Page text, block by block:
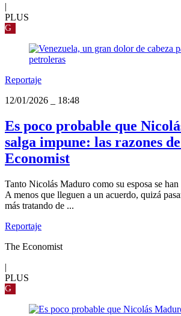
|
PLUS
G
Reportaje
12/01/2026
18:48
Es poco probable que
salga impune: las razones
Economist
Tanto Nicolás Maduro como su esposa se
A menos que lleguen a un acuerdo, quizá
más tratando de ...
Reportaje
The Economist
|
PLUS
G